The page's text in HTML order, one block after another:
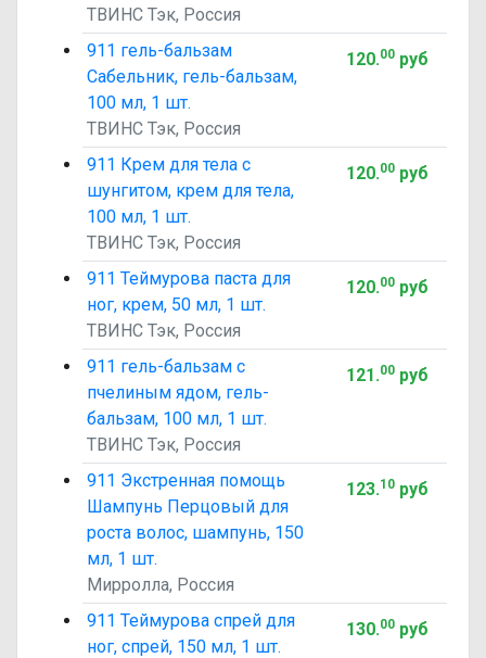
ТВИНС Тэк, Россия
911 гель-бальзам
Сабельник, гель-бальзам,
100 мл, 1 шт.
ТВИНС Тэк, Россия
120.00руб
911 Крем для тела с
шунгитом, крем для тела,
100 мл, 1 шт.
ТВИНС Тэк, Россия
120.00руб
911 Теймурова паста для
ног, крем, 50 мл, 1 шт.
ТВИНС Тэк, Россия
120.00руб
911 гель-бальзам с
пчелиным ядом, гель-
бальзам, 100 мл, 1 шт.
ТВИНС Тэк, Россия
121.00руб
911 Экстренная помощь
Шампунь Перцовый для
роста волос, шампунь, 150
мл, 1 шт.
Мирролла, Россия
123.10руб
911 Теймурова спрей для
ног, спрей, 150 мл, 1 шт.
130.00руб